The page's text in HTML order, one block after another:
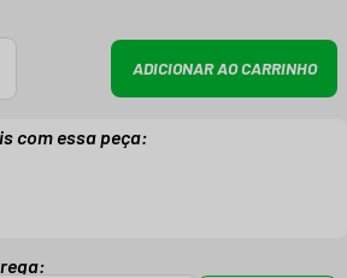
ADICIONAR AO CARRINHO
com essa peça: